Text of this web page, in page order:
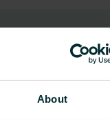
About
gala lietotājs,